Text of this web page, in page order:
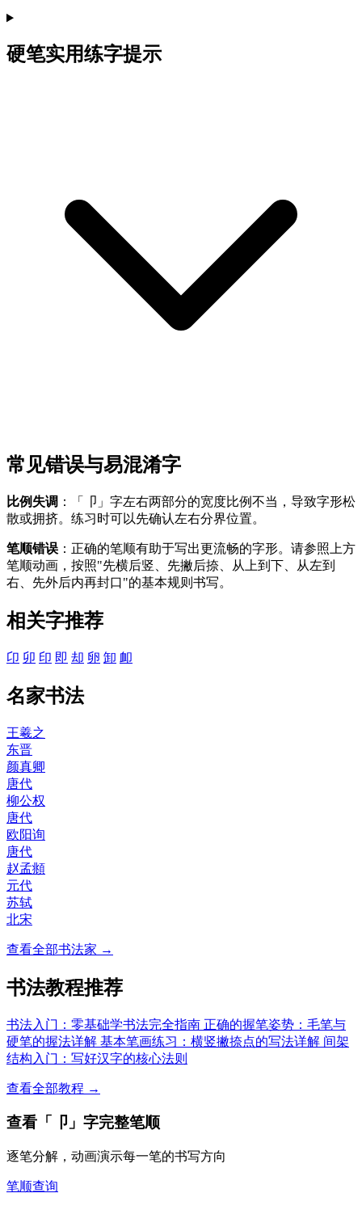
硬笔实用练字提示
常见错误与易混淆字
比例失调 ：「卩」字左右两部分的宽度比例不当，导致字形松
散或拥挤。练习时可以先确认左右分界位置。
笔顺错误 ：正确的笔顺有助于写出更流畅的字形。请参照上方
笔顺动画，按照"先横后竖、先撇后捺、从上到下、从左到
右、先外后内再封口"的基本规则书写。
相关字推荐
卬 卯 印 即 却 卵 卸 卹
名家书法
王羲之
东晋
颜真卿
唐代
柳公权
唐代
欧阳询
唐代
赵孟頫
元代
苏轼
北宋
查看全部书法家 →
书法教程推荐
书法入门：零基础学书法完全指南 正确的握笔姿势：毛笔与
硬笔的握法详解 基本笔画练习：横竖撇捺点的写法详解 间架
结构入门：写好汉字的核心法则
查看全部教程 →
查看「卩」字完整笔顺
逐笔分解，动画演示每一笔的书写方向
笔顺查询